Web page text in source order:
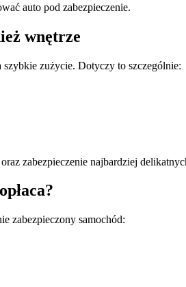
auto pod zabezpieczenie.
wnętrze
zużycie. Dotyczy to szczególnie:
zabezpieczenie najbardziej
zabezpieczony samochód: